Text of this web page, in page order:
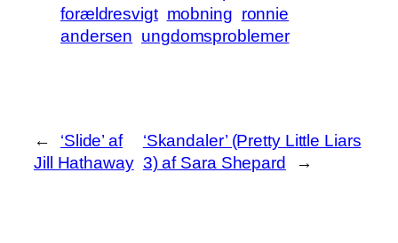
forældresvigt mobning ronnie
andersen ungdomsproblemer
←
‘Slide’ af
Jill Hathaway
‘Skandaler’ (Pretty Little Liars
3) af Sara Shepard
→